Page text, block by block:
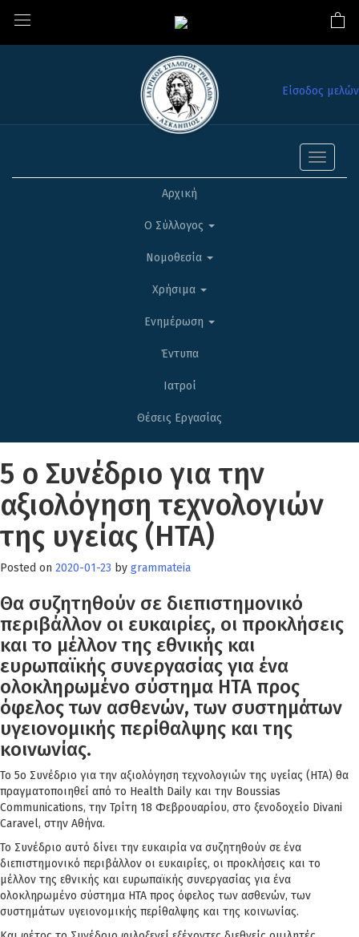
Είσοδος μελών
Toggle
Αρχική
Ο Σύλλογος
Νομοθεσία
Χρήσιμα
Ενημέρωση
Έντυπα
Ιατροί
Θέσεις Εργασίας
5 ο Συνέδριο για την
αξιολόγηση τεχνολογιών
της υγείας (HTA)
Posted on 2020-01-23 by grammateia
Θα συζητηθούν σε διεπιστημονικό
περιβάλλον οι ευκαιρίες, οι προκλήσεις
και το μέλλον της εθνικής και
ευρωπαϊκής συνεργασίας για ένα
ολοκληρωμένο σύστημα ΗΤΑ προς
όφελος των ασθενών, των συστημάτων
υγειονομικής περίθαλψης και της
κοινωνίας.
Το 5ο Συνέδριο για την αξιολόγηση τεχνολογιών της υγείας (HTA) θα
πραγματοποιηθεί από το Health Daily και την Boussias
Communications, την Τρίτη 18 Φεβρουαρίου, στο ξενοδοχείο Divani
Caravel, στην Αθήνα.
Το Συνέδριο αυτό δίνει την ευκαιρία να συζητηθούν σε ένα
διεπιστημονικό περιβάλλον οι ευκαιρίες, οι προκλήσεις και το
μέλλον της εθνικής και ευρωπαϊκής συνεργασίας για ένα
ολοκληρωμένο σύστημα ΗΤΑ προς όφελος των ασθενών, των
συστημάτων υγειονομικής περίθαλψης και της κοινωνίας.